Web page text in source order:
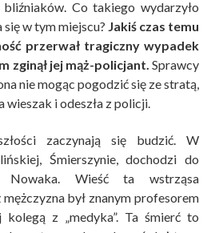
Co takiego wydarzyło
się w tym miejscu? Jakiś czas temu
przerwał tragiczny wypadek
zginął jej mąż-policjant. Sprawcy
nie mogąc pogodzić się ze stratą,
wieszak i odeszła z policji.
zaczynają się budzić. W
Śmierszynie, dochodzi do
Nowaka. Wieść ta wstrząsa
mężczyzna był znanym profesorem
z „medyka”. Ta śmierć to